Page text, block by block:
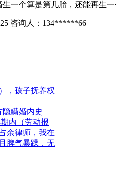
一个算是第几胎，还能再生
咨询人： 134******66
，孩子抚养权
隐瞒婚内史
内（劳动报
余律师，我在
脾气暴躁，无